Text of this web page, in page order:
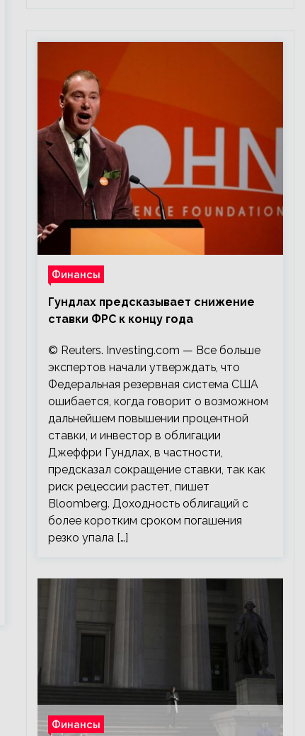
Финансы
Гундлах предсказывает снижение
ставки ФРС к концу года
© Reuters. Investing.com — Все больше
экспертов начали утверждать, что
Федеральная резервная система США
ошибается, когда говорит о возможном
дальнейшем повышении процентной
ставки, и инвестор в облигации
Джеффри Гундлах, в частности,
предсказал сокращение ставки, так как
риск рецессии растет, пишет
Bloomberg. Доходность облигаций с
более коротким сроком погашения
резко упала […]
Финансы